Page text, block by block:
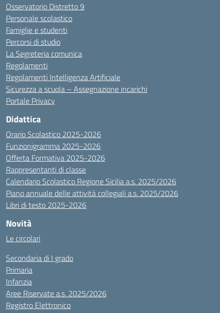
Osservatorio Distretto 9
Personale scolastico
Famiglie e studenti
Percorsi di studio
La Segreteria comunica
Regolamenti
Regolamenti Intelligenza Artificiale
Sicurezza a scuola – Assegnazione incarichi
Portale Privacy
Didattica
Orario Scolastico 2025-2026
Funzionigramma 2025-2026
Offerta Formativa 2025-2026
Rappresentanti di classe
Calendario Scolastico Regione Sicilia a.s. 2025/2026
Piano annuale delle attività collegiali a.s. 2025/2026
Libri di testo 2025-2026
Novità
Le circolari
Secondaria di I grado
Primaria
Infanzia
Aree Riservate a.s. 2025/2026
Registro Elettronico